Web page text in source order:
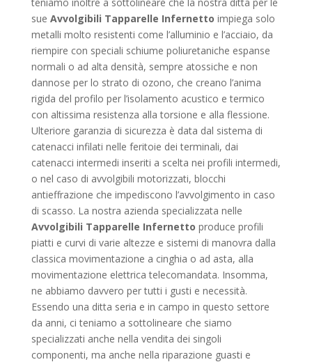
sue Avvolgibili Tapparelle Infernetto impiega solo
metalli molto resistenti come l’alluminio e l’acciaio, da
riempire con speciali schiume poliuretaniche espanse
normali o ad alta densità, sempre atossiche e non
dannose per lo strato di ozono, che creano l’anima
rigida del profilo per l’isolamento acustico e termico
con altissima resistenza alla torsione e alla flessione.
Ulteriore garanzia di sicurezza è data dal sistema di
catenacci infilati nelle feritoie dei terminali, dai
catenacci intermedi inseriti a scelta nei profili intermedi,
o nel caso di avvolgibili motorizzati, blocchi
antieffrazione che impediscono l’avvolgimento in caso
di scasso. La nostra azienda specializzata nelle
Avvolgibili Tapparelle Infernetto produce profili
piatti e curvi di varie altezze e sistemi di manovra dalla
classica movimentazione a cinghia o ad asta, alla
movimentazione elettrica telecomandata. Insomma,
ne abbiamo davvero per tutti i gusti e necessità.
Essendo una ditta seria e in campo in questo settore
da anni, ci teniamo a sottolineare che siamo
specializzati anche nella vendita dei singoli
componenti, ma anche nella riparazione guasti e